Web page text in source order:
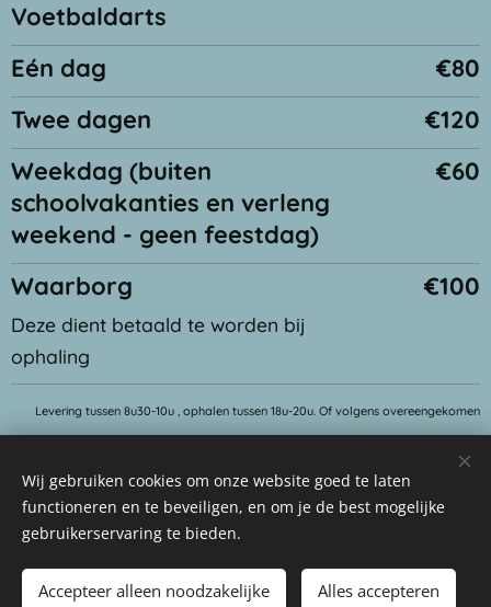
Voetbaldarts
Eén dag
€80
Twee dagen
€120
Weekdag (buiten
schoolvakanties en verleng
weekend - geen feestdag)
€60
Waarborg
Deze dient betaald te worden bij
ophaling
€100
Levering tussen 8u30-10u , ophalen tussen 18u-20u. Of volgens overeengekomen
Cookies
Wij gebruiken cookies om onze website goed te laten
functioneren en te beveiligen, en om je de best mogelijke
gebruikerservaring te bieden.
Accepteer alleen noodzakelijke Alles accepteren